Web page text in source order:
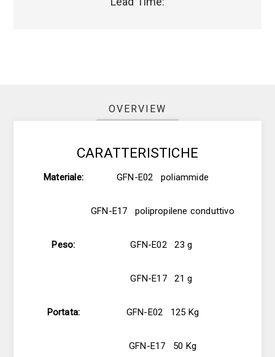
OVERVIEW
CARATTERISTICHE
Materiale: GFN-E02 poliammide
GFN-E17 polipropilene conduttivo
Peso: GFN-E02 23 g
GFN-E17 21 g
Portata: GFN-E02 125 Kg
GFN-E17 50 Kg